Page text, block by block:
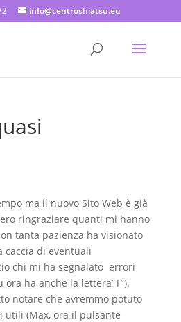
info@centroshiatsu.eu
ma il nuovo Sito Web è già
ringraziare quanti mi hanno
tanta pazienza ha visionato
caccia di eventuali
chi mi ha segnalato errori
ora ha anche la lettera”T”).
notare che avremmo potuto
utili (Max, ora il pulsante